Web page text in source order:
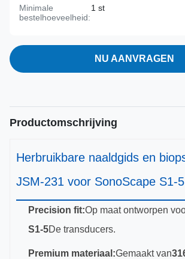
Minimale
bestelhoeveelheid:
1 st
NU AANVRAGEN
Productomschrijving
Herbruikbare naaldgids en
JSM-231 voor SonoScape S1-5
Precision fit:Op maat ontworpen
S1-5De transducers.
Premium materiaal:Gemaakt van